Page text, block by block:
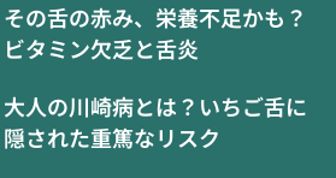
その舌の赤み、栄養不足かも？
ビタミン欠乏と舌炎
大人の川崎病とは？いちご舌に
隠された重篤なリスク